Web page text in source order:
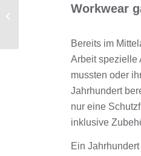
Workwear
Bereits im
Arbeit spezielle
mussten oder
Jahrhundert
nur eine
inklusive
Ein